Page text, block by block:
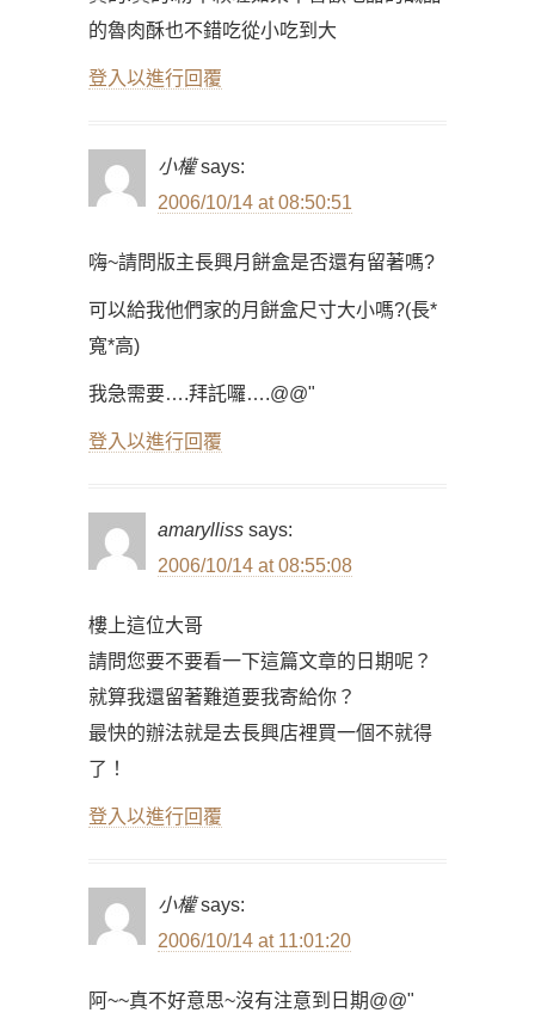
的魯肉酥也不錯吃從小吃到大
登入以進行回覆
小權 says:
2006/10/14 at 08:50:51
嗨~請問版主長興月餅盒是否還有留著嗎?
可以給我他們家的月餅盒尺寸大小嗎?(長*
寬*高)
我急需要….拜託囉….@@"
登入以進行回覆
amarylliss says:
2006/10/14 at 08:55:08
樓上這位大哥
請問您要不要看一下這篇文章的日期呢？
就算我還留著難道要我寄給你？
最快的辦法就是去長興店裡買一個不就得
了！
登入以進行回覆
小權 says:
2006/10/14 at 11:01:20
阿~~真不好意思~沒有注意到日期@@"